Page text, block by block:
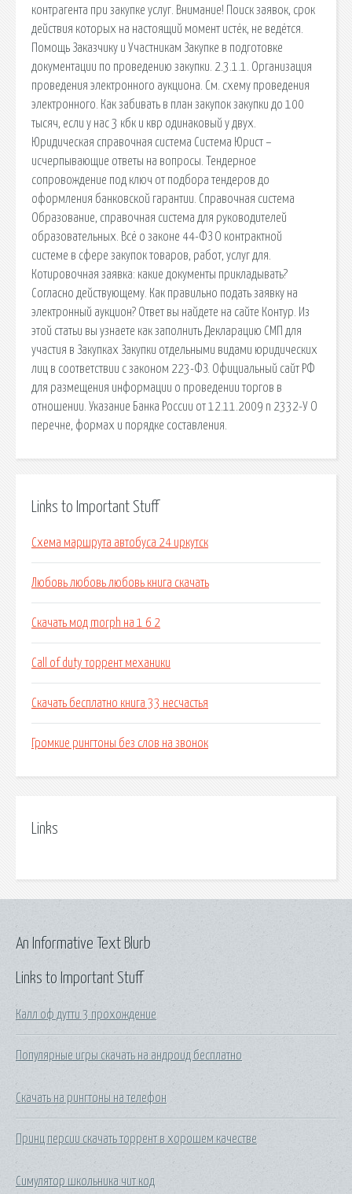
контрагента при закупке услуг. Внимание! Поиск заявок, срок
действия которых на настоящий момент истёк, не ведётся.
Помощь Заказчику и Участникам Закупке в подготовке
документации по проведению закупки. 2.3.1.1. Организация
проведения электронного аукциона. См. схему проведения
электронного. Как забивать в план закупок закупки до 100
тысяч, если у нас 3 кбк и квр одинаковый у двух.
Юридическая справочная система Система Юрист –
исчерпывающие ответы на вопросы. Тендерное
сопровождение под ключ от подбора тендеров до
оформления банковской гарантии. Справочная система
Образование, справочная система для руководителей
образовательных. Всё о законе 44-ФЗ О контрактной
системе в сфере закупок товаров, работ, услуг для.
Котировочная заявка: какие документы прикладывать?
Согласно действующему. Как правильно подать заявку на
электронный аукцион? Ответ вы найдете на сайте Контур. Из
этой статьи вы узнаете как заполнить Декларацию СМП для
участия в Закупках Закупки отдельными видами юридических
лиц в соответствии с законом 223-ФЗ. Официальный сайт РФ
для размещения информации о проведении торгов в
отношении. Указание Банка России от 12.11.2009 n 2332-У О
перечне, формах и порядке составления.
Links to Important Stuff
Схема маршрута автобуса 24 иркутск
Любовь любовь любовь книга скачать
Скачать мод morph на 1 6 2
Call of duty торрент механики
Скачать бесплатно книга 33 несчастья
Громкие рингтоны без слов на звонок
Links
Links to Important Stuff
Калл оф дутти 3 прохождение
Популярные игры скачать на андроид бесплатно
Скачать на рингтоны на телефон
Принц персии скачать торрент в хорошем качестве
Симулятор школьника чит код
An Informative Text Blurb